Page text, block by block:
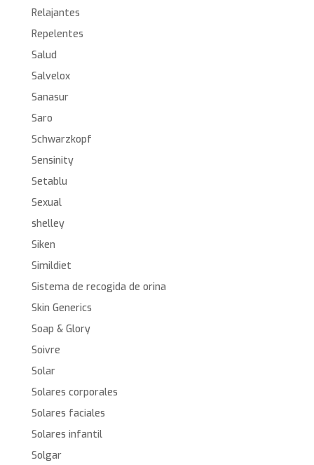
Relajantes
Repelentes
Salud
Salvelox
Sanasur
Saro
Schwarzkopf
Sensinity
Setablu
Sexual
shelley
Siken
Simildiet
Sistema de recogida de orina
Skin Generics
Soap & Glory
Soivre
Solar
Solares corporales
Solares faciales
Solares infantil
Solgar